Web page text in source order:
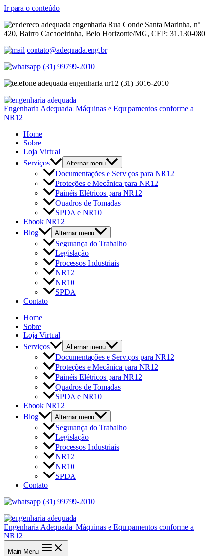
Ir para o conteúdo
Rua Conde Santa Marinha, nº
420, Bairro Cachoeirinha, Belo Horizonte/MG, CEP: 31.130-080
contato@adequada.eng.br
(31) 99799-2010
(31) 3016-2010
Engenharia Adequada: Máquinas e Equipamentos conforme a
NR12
Home
Sobre
Loja Virtual
Serviços
Alternar menu
Documentações e Serviços para NR12
Proteções e Mecânica para NR12
Painéis Elétricos para NR12
Quadros de Tomadas
SPDA e NR10
Ebook NR12
Blog
Alternar menu
Segurança do Trabalho
Legislação
Processos Industriais
NR12
NR10
SPDA
Contato
Home
Sobre
Loja Virtual
Serviços
Alternar menu
Documentações e Serviços para NR12
Proteções e Mecânica para NR12
Painéis Elétricos para NR12
Quadros de Tomadas
SPDA e NR10
Ebook NR12
Blog
Alternar menu
Segurança do Trabalho
Legislação
Processos Industriais
NR12
NR10
SPDA
Contato
(31) 99799-2010
Engenharia Adequada: Máquinas e Equipamentos conforme a
NR12
Main Menu